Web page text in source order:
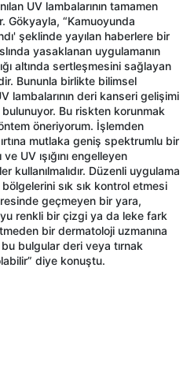
UV lambalarının tamamen
Gökyayla, “Kamuoyunda
şeklinde yayılan haberlere bir
yasaklanan uygulamanın
altında sertleşmesini sağlayan
Bununla birlikte bilimsel
lambalarının deri kanseri gelişimi
Bu riskten korunmak
öneriyorum. İşlemden
mutlaka geniş spektrumlu bir
UV ışığını engelleyen
kullanılmalıdır. Düzenli uygulama
bölgelerini sık sık kontrol etmesi
geçmeyen bir yara,
renkli bir çizgi ya da leke fark
bir dermatoloji uzmanına
bu bulgular deri veya tırnak
diye konuştu.